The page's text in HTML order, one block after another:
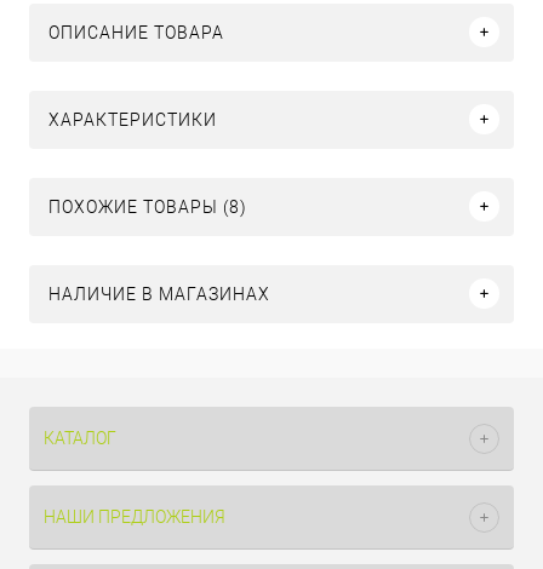
ОПИСАНИЕ ТОВАРА
ХАРАКТЕРИСТИКИ
ПОХОЖИЕ ТОВАРЫ (8)
НАЛИЧИЕ В МАГАЗИНАХ
КАТАЛОГ
НАШИ ПРЕДЛОЖЕНИЯ